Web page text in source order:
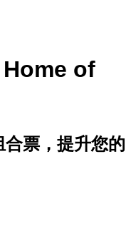
Home of
票，提升您的